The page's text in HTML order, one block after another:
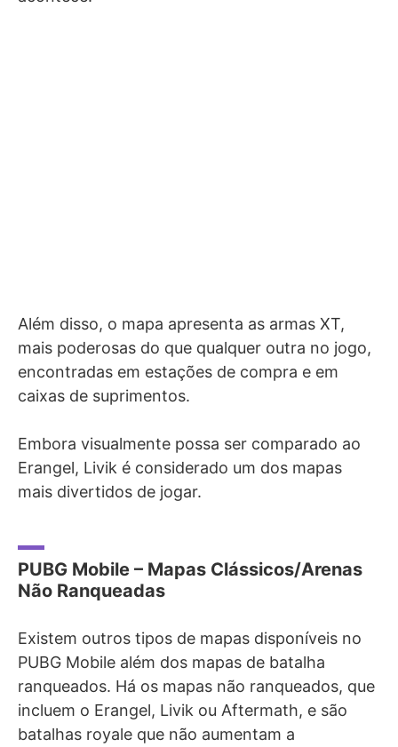
Além disso, o mapa apresenta as armas XT,
mais poderosas do que qualquer outra no jogo,
encontradas em estações de compra e em
caixas de suprimentos.
Embora visualmente possa ser comparado ao
Erangel, Livik é considerado um dos mapas
mais divertidos de jogar.
PUBG Mobile – Mapas Clássicos/Arenas
Não Ranqueadas
Existem outros tipos de mapas disponíveis no
PUBG Mobile além dos mapas de batalha
ranqueados. Há os mapas não ranqueados, que
incluem o Erangel, Livik ou Aftermath, e são
batalhas royale que não aumentam a